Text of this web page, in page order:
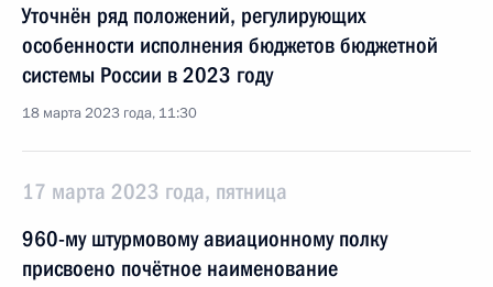
Уточнён ряд положений, регулирующих
особенности исполнения бюджетов бюджетной
системы России в 2023 году
18 марта 2023 года, 11:30
17 марта 2023 года, пятница
960-му штурмовому авиационному полку
присвоено почётное наименование